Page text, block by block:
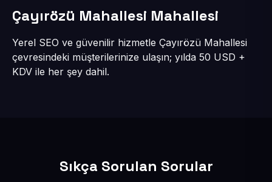
Çayırözü Mahallesi Mahallesi
Yerel SEO ve güvenilir hizmetle Çayırözü Mahallesi
çevresindeki müşterilerinize ulaşın; yılda 50 USD +
KDV ile her şey dahil.
Sıkça Sorulan Sorular